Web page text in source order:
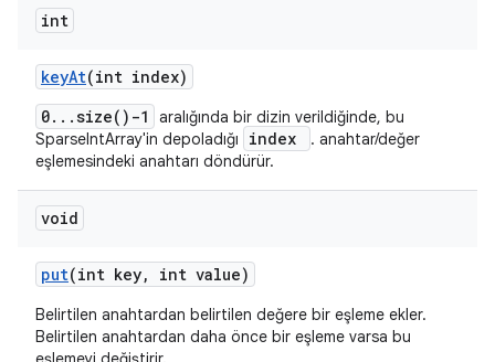
int
keyAt(int index)
0...size()-1
aralığında bir dizin verildiğinde, bu
SparseIntArray'in depoladığı
index
. anahtar/değer
eşlemesindeki anahtarı döndürür.
void
put(int key, int value)
Belirtilen anahtardan belirtilen değere bir eşleme ekler.
Belirtilen anahtardan daha önce bir eşleme varsa bu